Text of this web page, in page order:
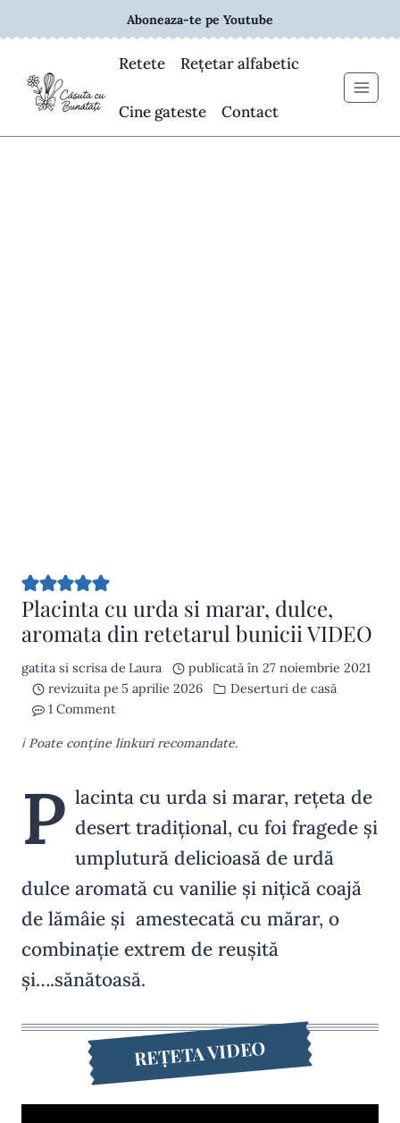
to
Aboneaza-te pe Youtube
Retete Rețetar alfabetic
Cine gateste Contact
Placinta cu urda si marar, dulce,
aromata din retetarul bunicii VIDEO
gatita si scrisa de Laura publicată în 27 noiembrie 2021
revizuita pe 5 aprilie 2026
Deserturi de casă
1 Comment
ℹ️ Poate conține linkuri recomandate.
P lacinta cu urda si marar, rețeta de
desert tradițional, cu foi fragede și
umplutură delicioasă de urdă
dulce aromată cu vanilie și nițică coajă
de lămâie și amestecată cu mărar, o
combinație extrem de reușită
și….sănătoasă.
REȚETA VIDEO